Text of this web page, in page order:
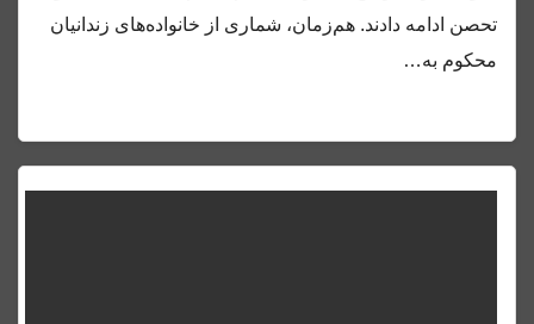
تحصن ادامه دادند. هم‌زمان، شماری از خانواده‌های زندانیان
محکوم به…